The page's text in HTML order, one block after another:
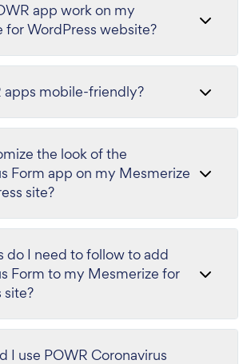
app work on my
for WordPress website?
apps mobile-friendly?
the look of the
Form app on my Mesmerize
site?
do I need to follow to add
Form to my Mesmerize for
site?
I use POWR Coronavirus